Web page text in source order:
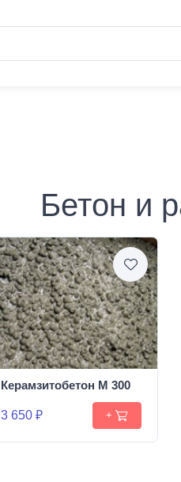
Бетон и
Керамзитобетон М 300
3 650 ₽ +